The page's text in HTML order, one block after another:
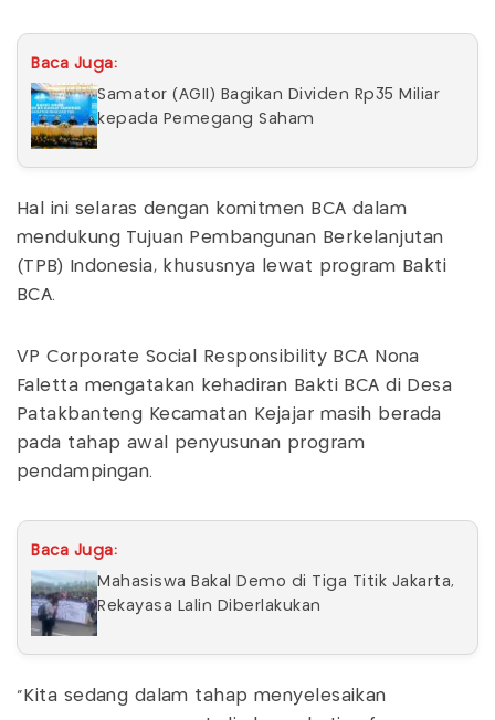
Baca Juga:
Samator (AGII) Bagikan Dividen Rp35 Miliar
kepada Pemegang Saham
Hal ini selaras dengan komitmen BCA dalam
mendukung Tujuan Pembangunan Berkelanjutan
(TPB) Indonesia, khususnya lewat program Bakti
BCA.
VP Corporate Social Responsibility BCA Nona
Faletta mengatakan kehadiran Bakti BCA di Desa
Patakbanteng Kecamatan Kejajar masih berada
pada tahap awal penyusunan program
pendampingan.
Baca Juga:
Mahasiswa Bakal Demo di Tiga Titik Jakarta,
Rekayasa Lalin Diberlakukan
"Kita sedang dalam tahap menyelesaikan